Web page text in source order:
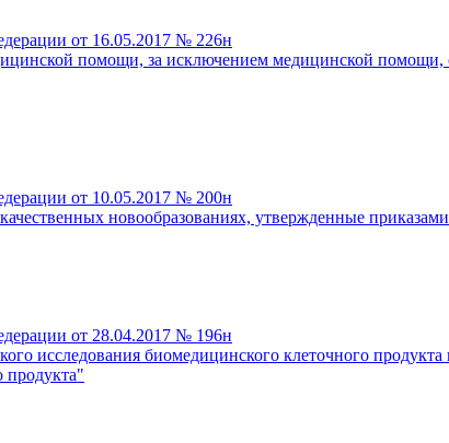
от 16.05.2017 № 226н
помощи, за исключением медицинской помощи,
от 10.05.2017 № 200н
новообразованиях, утвержденные
от 28.04.2017 № 196н
исследования биомедицинского клеточного
продукта"